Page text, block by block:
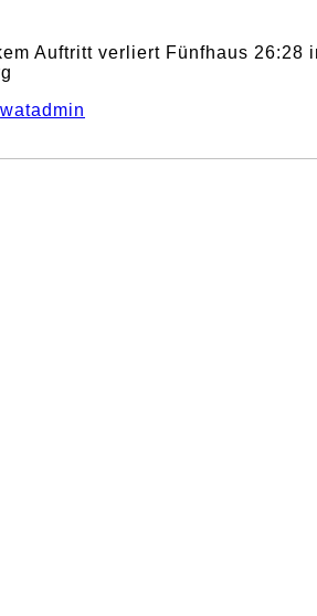
Auftritt verliert Fünfhaus 26:28
watadmin